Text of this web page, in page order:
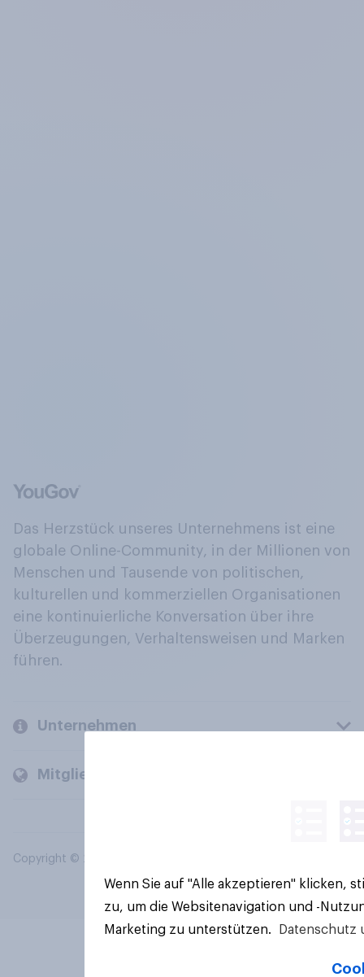
Das Herzstück unseres Unternehmens ist eine
globale Online-Community, in der Millionen von
Menschen und Tausende von politischen,
kulturellen und kommerziellen Organisationen
eine kontinuierliche Konversation über ihre
Überzeugungen, Verhaltensweisen und Marken
führen.
Unternehmen
Mitglieder und Kunden
Copyright © 2026 YouGov PLC. Alle Rechte vorbehalten.
Wenn Sie auf "Alle akzeptieren" klicken,
zu, um die Websitenavigation und -
Marketing zu unterstützen.
Datenschutz